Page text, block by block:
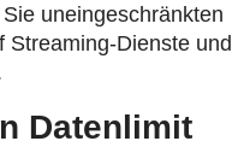
uneingeschränkten
Streaming-Dienste und
Datenlimit